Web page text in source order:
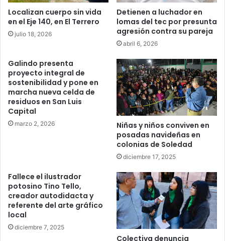
Localizan cuerpo sin vida
en el Eje 140, en El Terrero
julio 18, 2026
Detienen a luchador en
lomas del tec por presunta
agresión contra su pareja
abril 6, 2026
Galindo presenta
proyecto integral de
sostenibilidad y pone en
marcha nueva celda de
residuos en San Luis
Capital
marzo 2, 2026
Niñas y niños conviven en
posadas navideñas en
colonias de Soledad
diciembre 17, 2025
Fallece el ilustrador
potosino Tino Tello,
creador autodidacta y
referente del arte gráfico
local
diciembre 7, 2025
Colectiva denuncia